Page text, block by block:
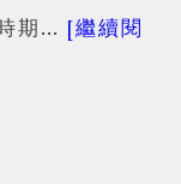
期… [繼續閱